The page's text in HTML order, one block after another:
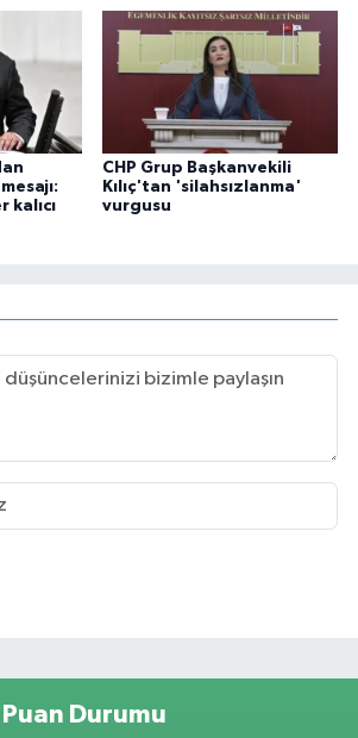
kalıcı
CHP Grup Başkanvekili
Kılıç'tan 'silahsızlanma'
vurgusu
Durumu